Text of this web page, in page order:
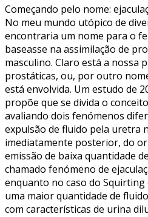
Começando pelo nome:
No meu mundo utópico de
encontraria um nome para o
baseasse na assimilação de
masculino. Claro está a nossa
prostáticas, ou, por outro
está envolvida. Um estudo de
propõe que se divida o
avaliando dois fenómenos
expulsão de fluido pela uretra
imediatamente posterior, do
emissão de baixa quantidade
chamado fenómeno de
enquanto no caso do
uma maior quantidade de
com características de urina